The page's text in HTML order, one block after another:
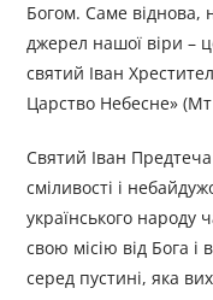
Богом. Саме віднова,
джерел нашої віри –
святий Іван
Царство Небесне»
Святий Іван
сміливості і
українського народу
свою місію від Бога і
серед пустині, яка